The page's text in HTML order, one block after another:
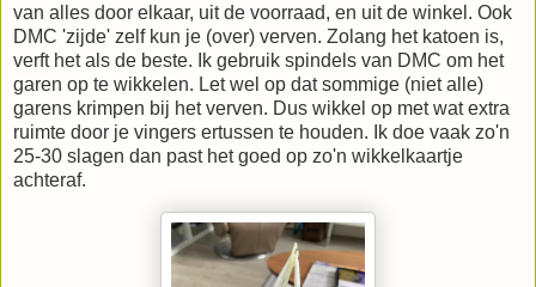
van alles door elkaar, uit de voorraad, en uit de winkel. Ook
DMC 'zijde' zelf kun je (over) verven. Zolang het katoen is,
verft het als de beste. Ik gebruik spindels van DMC om het
garen op te wikkelen. Let wel op dat sommige (niet alle)
garens krimpen bij het verven. Dus wikkel op met wat extra
ruimte door je vingers ertussen te houden. Ik doe vaak zo'n
25-30 slagen dan past het goed op zo'n wikkelkaartje
achteraf.